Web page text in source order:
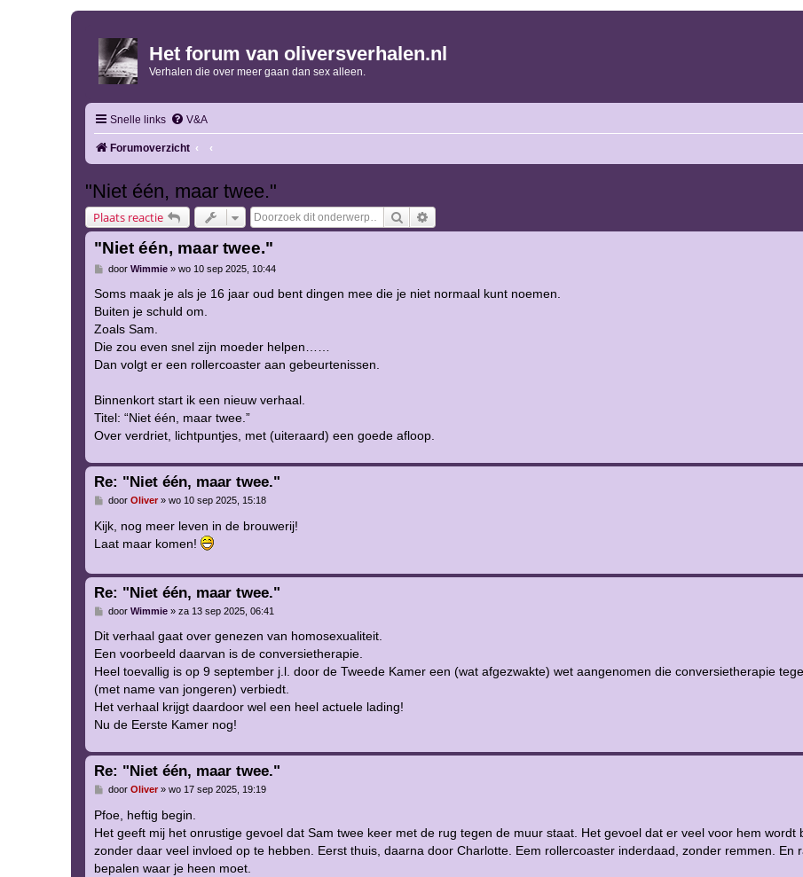
Het forum van oliversverhalen.nl
Verhalen die over meer gaan dan sex alleen.
Snelle links V&A
Forumoverzicht
"Niet één, maar twee."
Plaats reactie Zoek
"Niet één, maar twee."
B
r
c
h
t
door Wimmie» wo 10 sep 2025, 10:44
Soms maak je als je 16 jaar oud bent dingen mee die je niet normaal kunt noemen.
Buiten je schuld om.
Zoals Sam.
Die zou even snel zijn moeder helpen……
Dan volgt er een rollercoaster aan gebeurtenissen.
Binnenkort start ik een nieuw verhaal.
Titel: “Niet één, maar twee.”
Over verdriet, lichtpuntjes, met (uiteraard) een goede afloop.
Re: "Niet één, maar twee."
B
r
i
c
door Oliver» wo 10 sep 2025, 15:18
Kijk, nog meer leven in de brouwerij!
Laat maar komen!
Re: "Niet één, maar twee."
B
r
c
h
t
door Wimmie» za 13 sep 2025, 06:41
Dit verhaal gaat over genezen van homosexualiteit.
Een voorbeeld daarvan is de conversietherapie.
Heel toevallig is op 9 september j.l. door de Tweede Kamer een (wat afgezwakte) wet aangenomen die conversietherapie
(met name van jongeren) verbiedt.
Het verhaal krijgt daardoor wel een heel actuele lading!
Nu de Eerste Kamer nog!
Re: "Niet één, maar twee."
B
r
c
t
door Oliver» wo 17 sep 2025, 19:19
Pfoe, heftig begin.
Het geeft mij het onrustige gevoel dat Sam twee keer met de rug tegen de muur staat. Het gevoel dat er veel voor hem wordt
zonder daar veel invloed op te hebben. Eerst thuis, daarna door Charlotte. Eem rollercoaster inderdaad, zonder remmen. En
bepalen waar je heen moet.